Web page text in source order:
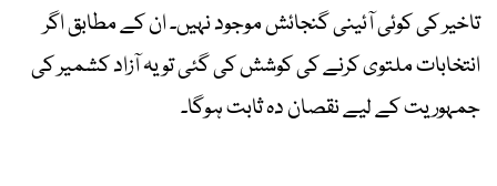
تاخیر کی کوئی آئینی گنجائش موجود نہیں۔ ان کے مطابق اگر
انتخابات ملتوی کرنے کی کوشش کی گئی تو یہ آزاد کشمیر کی
جمہوریت کے لیے نقصان دہ ثابت ہوگا۔